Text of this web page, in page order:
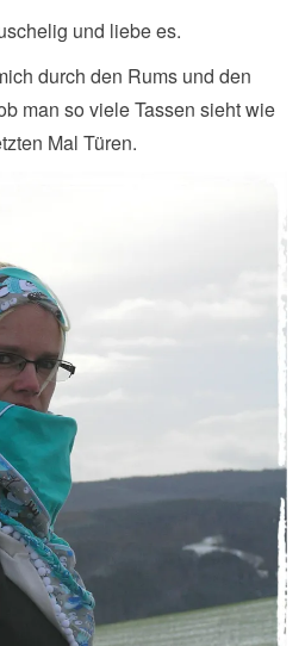
und liebe es.
durch den Rums und den
man so viele Tassen sieht wie
Mal Türen.